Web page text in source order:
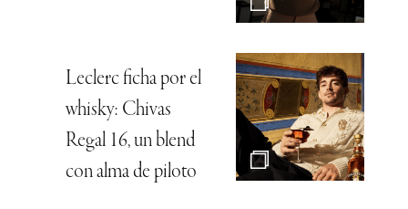
Leclerc ficha por el
whisky: Chivas
Regal 16, un blend
con alma de piloto